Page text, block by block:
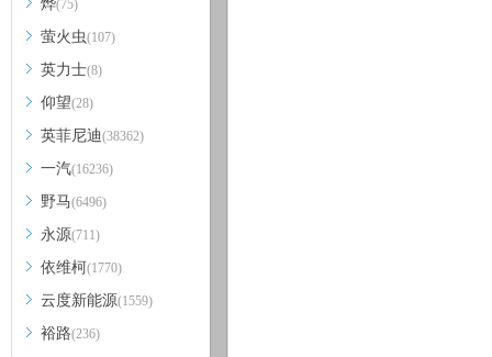
烨(75)
萤火虫(107)
英力士(8)
仰望(28)
英菲尼迪(38362)
一汽(16236)
野马(6496)
永源(711)
依维柯(1770)
云度新能源(1559)
裕路(236)